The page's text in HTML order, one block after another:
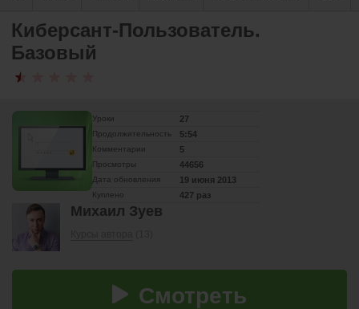
Киберсант-Пользователь.
Базовый
Уроки 27
Продолжительность 5:54
Комментарии 5
Просмотры 44656
Дата обновления 19 июня 2013
Куплено 427 раз
Михаил Зуев
Смотреть